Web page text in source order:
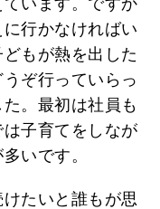
行かなければい
もが熱を出した
ぞ行っていらっ
。最初は社員も
子育てをしなが
いです。
たいと誰もが思